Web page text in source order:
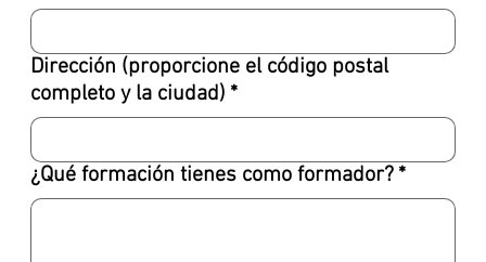
Dirección (proporcione el código postal
completo y la ciudad) *
¿Qué formación tienes como formador? *